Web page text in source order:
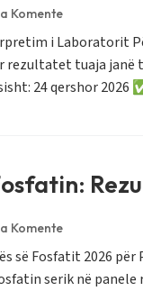
Komente
i Laboratorit
rezultatet tuaja
24 qershor 2026
Komente
Fosfatit 2026 për
serik në